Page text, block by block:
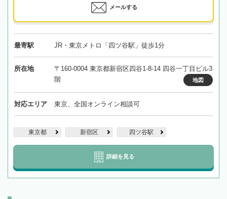
メールする
最寄駅 JR・東京メトロ「四ツ谷駅」徒歩1分
所在地
〒160-0004 東京都新宿区四谷1-8-14 四谷一丁目ビル3
階
地図
対応エリア 東京、全国オンライン相談可
東京都 新宿区 四ツ谷駅
詳細を見る